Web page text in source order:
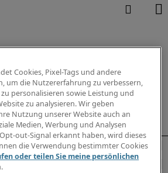
Cookies, Pixel-Tags und andere
um die Nutzererfahrung zu verbessern,
personalisieren sowie Leistung und
zu analysieren. Wir geben
Nutzung unserer Website auch an
Medien, Werbung und Analysen
out-Signal erkannt haben, wird dieses
die Verwendung bestimmter Cookies
oder teilen Sie meine persönlichen